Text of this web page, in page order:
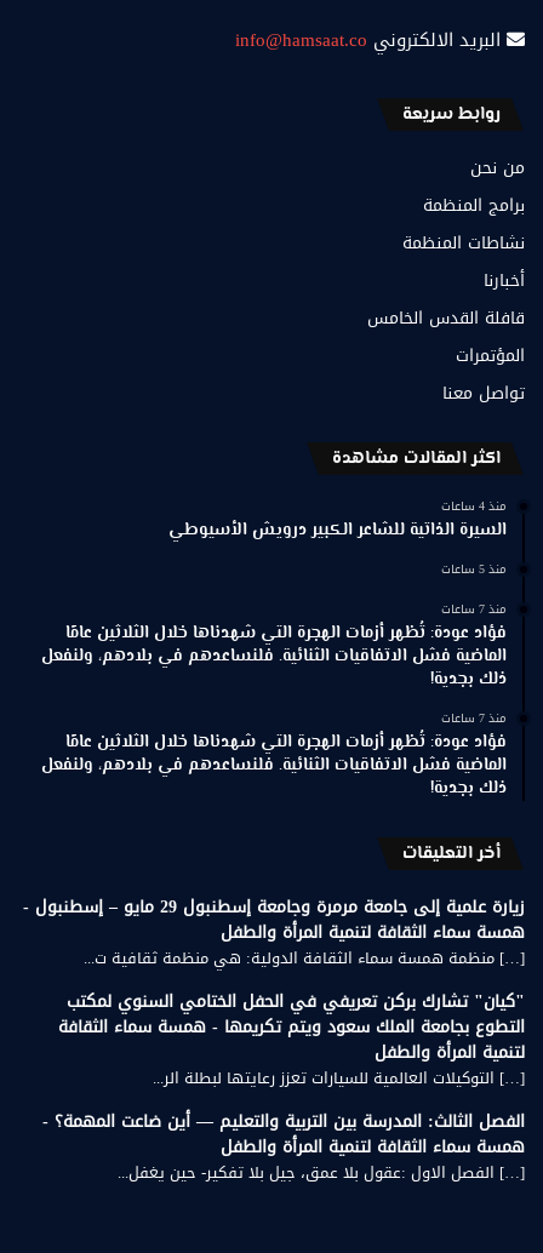
البريد الالكتروني info@hamsaat.co
روابط سريعة
من نحن
برامج المنظمة
نشاطات المنظمة
أخبارنا
قافلة القدس الخامس
المؤتمرات
تواصل معنا
اكثر المقالات مشاهدة
منذ 4 ساعات
السيرة الذاتية للشاعر الكبير درويش الأسيوطي
منذ 5 ساعات
منذ 7 ساعات
فؤاد عودة: تُظهر أزمات الهجرة التي شهدناها خلال الثلاثين عامًا
الماضية فشل الاتفاقيات الثنائية. فلنساعدهم في بلادهم، ولنفعل
ذلك بجدية!
منذ 7 ساعات
فؤاد عودة: تُظهر أزمات الهجرة التي شهدناها خلال الثلاثين عامًا
الماضية فشل الاتفاقيات الثنائية. فلنساعدهم في بلادهم، ولنفعل
ذلك بجدية!
أخر التعليقات
زيارة علمية إلى جامعة مرمرة وجامعة إسطنبول 29 مايو – إسطنبول -
همسة سماء الثقافة لتنمية المرأة والطفل
[…] منظمة همسة سماء الثقافة الدولية: هي منظمة ثقافية ت...
"كيان" تشارك بركن تعريفي في الحفل الختامي السنوي لمكتب
التطوع بجامعة الملك سعود ويتم تكريمها - همسة سماء الثقافة
لتنمية المرأة والطفل
[…] التوكيلات العالمية للسيارات تعزز رعايتها لبطلة الر...
الفصل الثالث: المدرسة بين التربية والتعليم — أين ضاعت المهمة؟ -
همسة سماء الثقافة لتنمية المرأة والطفل
[…] الفصل الاول :عقول بلا عمق، جيل بلا تفكير- حين يغفل...